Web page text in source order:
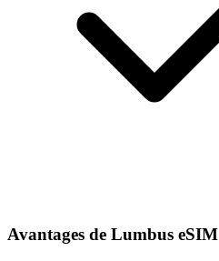
Avantages de Lumbus eSIM